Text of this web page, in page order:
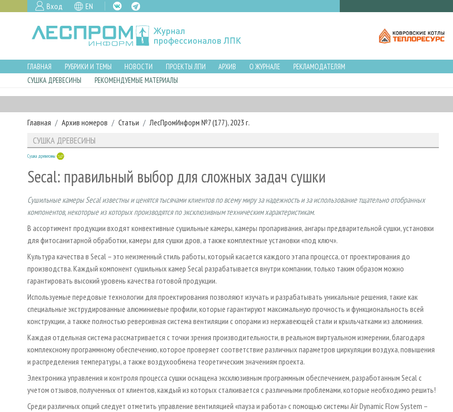
Вход EN
ГЛАВНАЯ РУБРИКИ И ТЕМЫ НОВОСТИ ПРОЕКТЫ ЛПИ АРХИВ О ЖУРНАЛЕ
РЕКЛАМОДАТЕЛЯМ
СУШКА ДРЕВЕСИНЫ
РЕКОМЕНДУЕМЫЕ МАТЕРИАЛЫ
Главная Архив номеров Статьи ЛесПромИнформ №7 (177), 2023 г.
СУШКА ДРЕВЕСИНЫ
Сушка древесины
Secal: правильный выбор для сложных задач сушки
Сушильные камеры Secal известны и ценятся тысячами клиентов по всему миру за надежность и за использование тщательно отобранных
компонентов, некоторые из которых производятся по эксклюзивным техническим характеристикам.
В ассортимент продукции входят конвективные сушильные камеры, камеры пропаривания, ангары предварительной сушки, установки
для фитосанитарной обработки, камеры для сушки дров, а также комплектные установки «под ключ».
Культура качества в Secal – это неизменный стиль работы, который касается каждого этапа процесса, от проектирования до
производства. Каждый компонент сушильных камер Secal разрабатывается внутри компании, только таким образом можно
гарантировать высокий уровень качества готовой продукции.
Используемые передовые технологии для проектирования позволяют изучать и разрабатывать уникальные решения, такие как
специальные экструдированные алюминиевые профили, которые гарантируют максимальную прочность и функциональность всей
конструкции, а также полностью реверсивная система вентиляции с опорами из нержавеющей стали и крыльчатками из алюминия.
Каждая отдельная система рассматривается с точки зрения производительности, в реальном виртуальном измерении, благодаря
комплексному программному обеспечению, которое проверяет соответствие различных параметров циркуляции воздуха, повышения
и распределения температуры, а также воздухообмена теоретическим значениям проекта.
Электроника управления и контроля процесса сушки оснащена эксклюзивным программным обеспечением, разработанным Secal с
учетом отзывов, полученных от клиентов, каждый из которых сталкивается с различными проблемами, которые необходимо решить!
Среди различных опций следует отметить управление вентиляцией «пауза и работа» с помощью системы Air Dynamic Flow System –